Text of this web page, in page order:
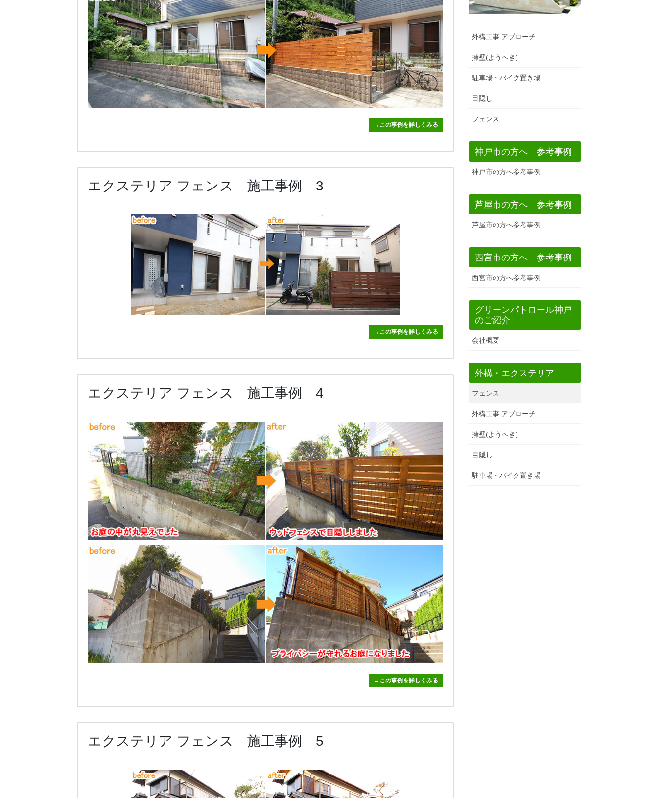
→この事例を詳しくみる
エクステリア フェンス 施工事例 3
→この事例を詳しくみる
エクステリア フェンス 施工事例 4
→この事例を詳しくみる
エクステリア フェンス 施工事例 5
外構工事 アプローチ
擁壁(ようへき)
駐車場・バイク置き場
目隠し
フェンス
神戸市の方へ 参考事例
神戸市の方へ参考事例
芦屋市の方へ 参考事例
芦屋市の方へ参考事例
西宮市の方へ 参考事例
西宮市の方へ参考事例
グリーンパトロール神戸
のご紹介
会社概要
外構・エクステリア
フェンス
外構工事 アプローチ
擁壁(ようへき)
目隠し
駐車場・バイク置き場